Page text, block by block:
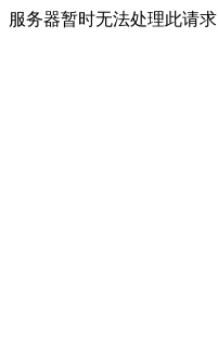
服务器暂时无法处理此请求